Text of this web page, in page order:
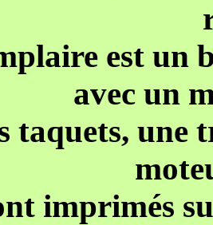
est un
avec un
taquets, une
imprimés